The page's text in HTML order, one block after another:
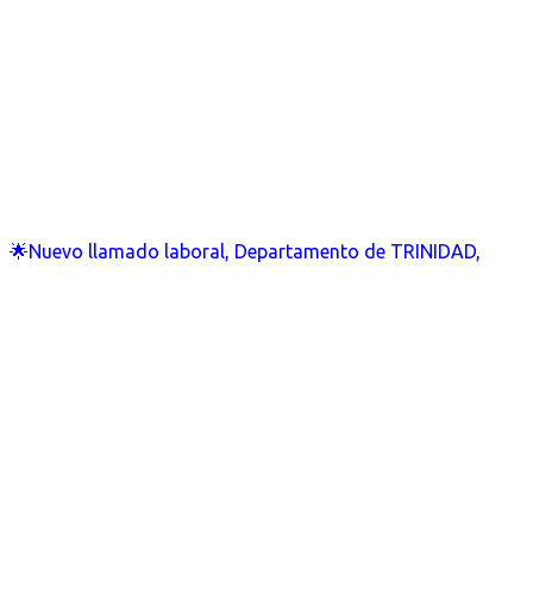
🌟Nuevo llamado laboral, Departamento de TRINIDAD,